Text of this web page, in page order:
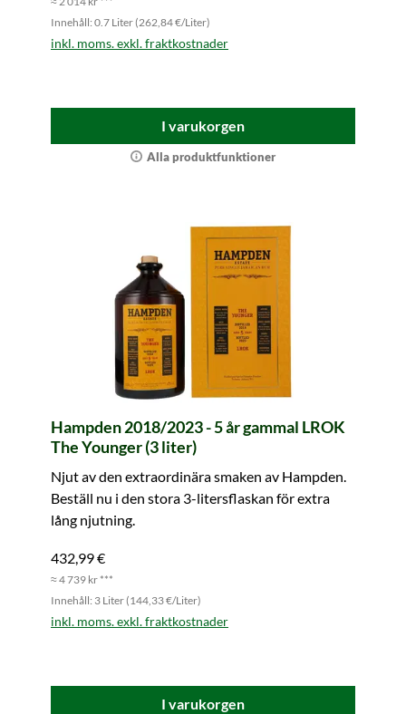
Innehåll: 0.7 Liter (262,84 €/Liter)
inkl. moms. exkl. fraktkostnader
I varukorgen
Alla produktfunktioner
Hampden 2018/2023 - 5 år gammal LROK
The Younger (3 liter)
Njut av den extraordinära smaken av Hampden.
Beställ nu i den stora 3-litersflaskan för extra
lång njutning.
432,99 €
≈ 4 739 kr ***
Innehåll: 3 Liter (144,33 €/Liter)
inkl. moms. exkl. fraktkostnader
I varukorgen